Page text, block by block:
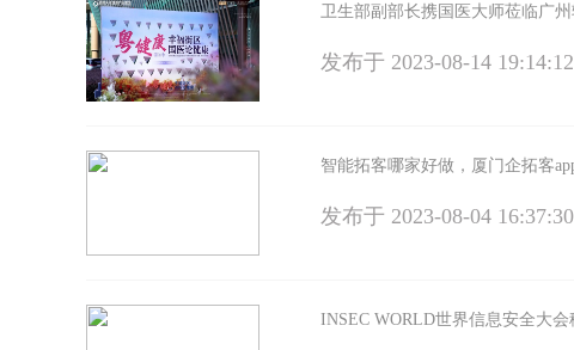
卫生部副部长携国医大师莅临广
发布于 2023-08-14 19:14:12
智能拓客哪家好做，厦门企拓客
发布于 2023-08-04 16:37:30
INSEC WORLD世界信息安全大会